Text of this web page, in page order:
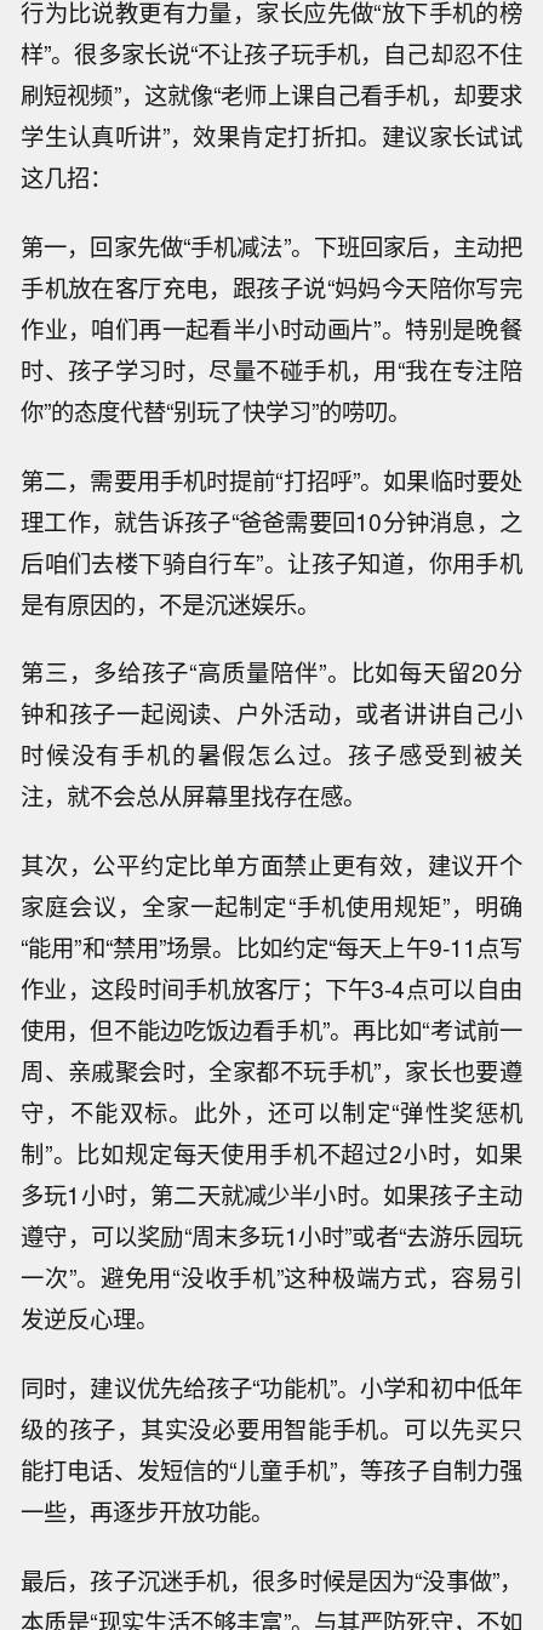
行为比说教更有力量，家长应先做“放下手机的榜
样”。很多家长说“不让孩子玩手机，自己却忍不住
刷短视频”，这就像“老师上课自己看手机，却要求
学生认真听讲”，效果肯定打折扣。建议家长试试
这几招：
第一，回家先做“手机减法”。下班回家后，主动把
手机放在客厅充电，跟孩子说“妈妈今天陪你写完
作业，咱们再一起看半小时动画片”。特别是晚餐
时、孩子学习时，尽量不碰手机，用“我在专注陪
你”的态度代替“别玩了快学习”的唠叨。
第二，需要用手机时提前“打招呼”。如果临时要处
理工作，就告诉孩子“爸爸需要回10分钟消息，之
后咱们去楼下骑自行车”。让孩子知道，你用手机
是有原因的，不是沉迷娱乐。
第三，多给孩子“高质量陪伴”。比如每天留20分
钟和孩子一起阅读、户外活动，或者讲讲自己小
时候没有手机的暑假怎么过。孩子感受到被关
注，就不会总从屏幕里找存在感。
其次，公平约定比单方面禁止更有效，建议开个
家庭会议，全家一起制定“手机使用规矩”，明确
“能用”和“禁用”场景。比如约定“每天上午9-11点写
作业，这段时间手机放客厅；下午3-4点可以自由
使用，但不能边吃饭边看手机”。再比如“考试前一
周、亲戚聚会时，全家都不玩手机”，家长也要遵
守，不能双标。此外，还可以制定“弹性奖惩机
制”。比如规定每天使用手机不超过2小时，如果
多玩1小时，第二天就减少半小时。如果孩子主动
遵守，可以奖励“周末多玩1小时”或者“去游乐园玩
一次”。避免用“没收手机”这种极端方式，容易引
发逆反心理。
同时，建议优先给孩子“功能机”。小学和初中低年
级的孩子，其实没必要用智能手机。可以先买只
能打电话、发短信的“儿童手机”，等孩子自制力强
一些，再逐步开放功能。
最后，孩子沉迷手机，很多时候是因为“没事做”，
本质是“现实生活不够丰富”。与其严防死守，不如